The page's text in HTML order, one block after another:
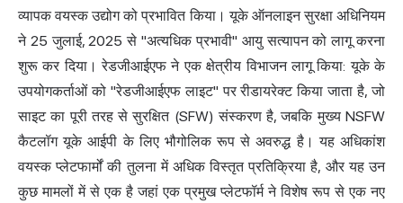
व्यापक वयस्क उद्योग को प्रभावित किया। यूके ऑनलाइन सुरक्षा अधिनियम
ने 25 जुलाई, 2025 से "अत्यधिक प्रभावी" आयु सत्यापन को लागू करना
शुरू कर दिया। रेडजीआईएफ ने एक क्षेत्रीय विभाजन लागू किया: यूके के
उपयोगकर्ताओं को "रेडजीआईएफ लाइट" पर रीडायरेक्ट किया जाता है, जो
साइट का पूरी तरह से सुरक्षित (SFW) संस्करण है, जबकि मुख्य NSFW
कैटलॉग यूके आईपी के लिए भौगोलिक रूप से अवरुद्ध है। यह अधिकांश
वयस्क प्लेटफार्मों की तुलना में अधिक विस्तृत प्रतिक्रिया है, और यह उन
कुछ मामलों में से एक है जहां एक प्रमुख प्लेटफॉर्म ने विशेष रूप से एक नए